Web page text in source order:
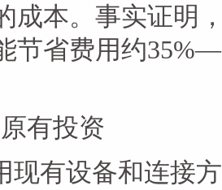
成本。事实证明
节省费用约
有投资
现有设备和连接